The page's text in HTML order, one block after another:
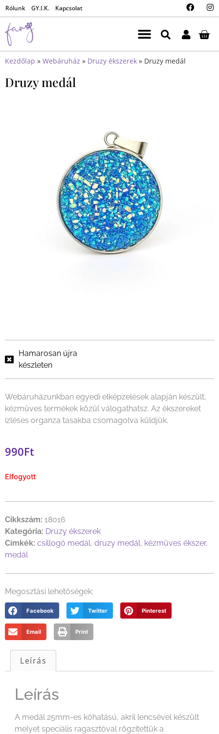
Rólunk GY.I.K. Kapcsolat
Kezdőlap » Webáruház » Druzy ékszerek » Druzy medál
Druzy medál
Hamarosan újra
készleten
Webáruházunkban egyedi elképzelések alapján készült,
kézműves termékek közül válogathatsz. Az ékszereket
ízléses organza tasakba csomagolva küldjük.
990Ft
Elfogyott
Cikkszám: 18016
Kategória: Druzy ékszerek
Címkék: csillogó medál, druzy medál, kézműves ékszer,
medál
Megosztási lehetőségek:
Facebook Twitter Pinterest
Email Print
Leírás
Leírás
A medál 25mm-es kőhatású, akril lencsével készült
melyet speciális ragasztóval rögzítettük a